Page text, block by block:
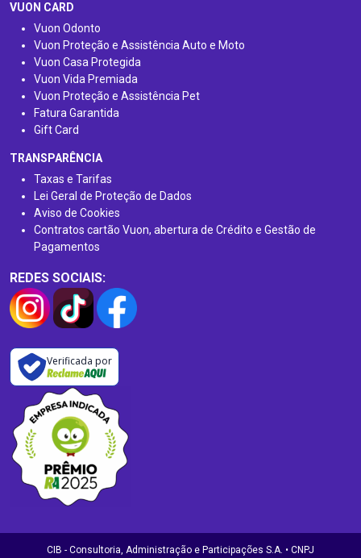
VUON CARD
Vuon Odonto
Vuon Proteção e Assistência Auto e Moto
Vuon Casa Protegida
Vuon Vida Premiada
Vuon Proteção e Assistência Pet
Fatura Garantida
Gift Card
TRANSPARÊNCIA
Taxas e Tarifas
Lei Geral de Proteção de Dados
Aviso de Cookies
Contratos cartão Vuon, abertura de Crédito e Gestão de
Pagamentos
REDES SOCIAIS:
Verificada por
CIB - Consultoria, Administração e Participações S.A. • CNPJ